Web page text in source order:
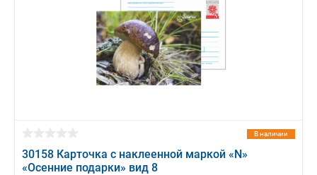
В наличии
30158 Карточка с наклеенной маркой «N»
«Осенние подарки» вид 8